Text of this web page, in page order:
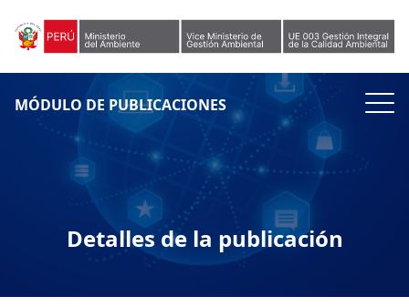
MÓDULO DE PUBLICACIONES
Detalles de la publicación